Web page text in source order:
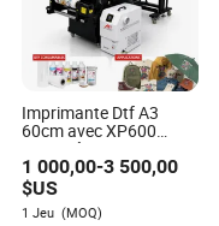
entre 1 et 3 ans.
Puis-je remplacer
Bien que le
souvent être effectué
conseillé de se référer
de demander
d'éventuels dommages.
Imprimante Dtf A3
60cm avec XP600
I3200 têtes
d'impression pour
l'impression de t-shirts
et de hoodies
1 000,00-3 500,00
$US
1 Jeu (MOQ)